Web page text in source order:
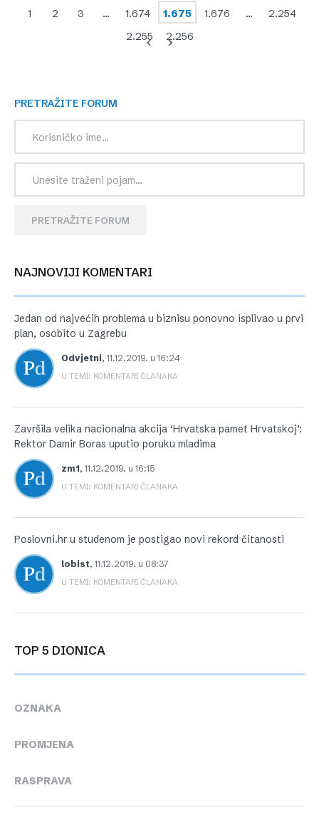
1 2 3 … 1.674 1.675 1.676 …
2.254
2.255
2.256
PRETRAŽITE FORUM
PRETRAŽITE FORUM
NAJNOVIJI KOMENTARI
Jedan od najvećih problema u biznisu ponovno isplivao u prvi
plan, osobito u Zagrebu
Odvjetni, 11.12.2019. u 16:24
U TEMI: KOMENTARI ČLANAKA
Završila velika nacionalna akcija ‘Hrvatska pamet Hrvatskoj’:
Rektor Damir Boras uputio poruku mladima
zm1, 11.12.2019. u 16:15
U TEMI: KOMENTARI ČLANAKA
Poslovni.hr u studenom je postigao novi rekord čitanosti
lobist, 11.12.2019. u 08:37
U TEMI: KOMENTARI ČLANAKA
TOP 5 DIONICA
OZNAKA
PROMJENA
RASPRAVA